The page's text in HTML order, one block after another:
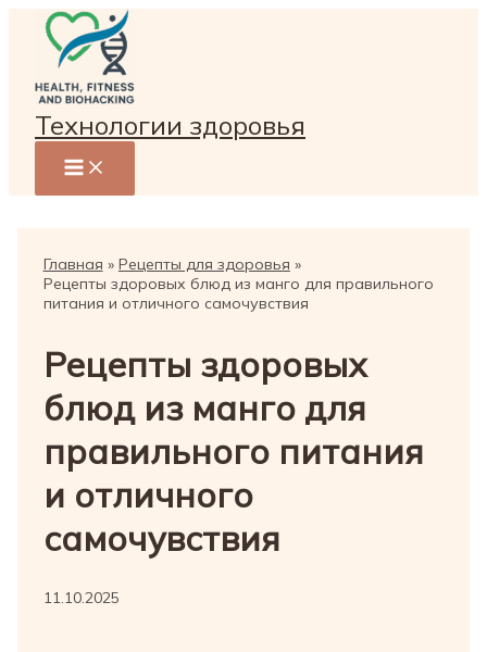
Перейти
содержимому
Технологии здоровья
Главная
Рецепты для здоровья
Рецепты здоровых блюд из манго для правильного
питания и отличного самочувствия
Рецепты здоровых
блюд из манго для
правильного питания
и отличного
самочувствия
11.10.2025